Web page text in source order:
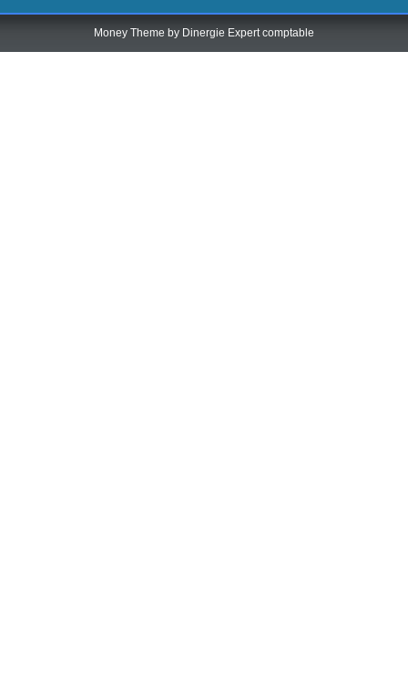
Money Theme by Dinergie Expert comptable